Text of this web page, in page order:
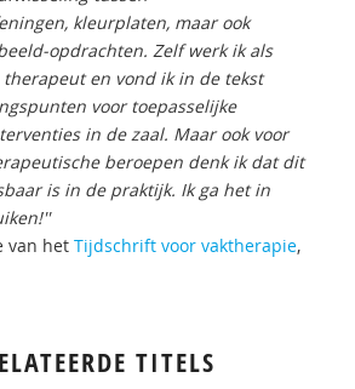
kleurplaten, maar ook
opdrachten. Zelf werk ik als
en vond ik in de tekst
voor toepasselijke
in de zaal. Maar ook voor
beroepen denk ik dat dit
is in de praktijk. Ik ga het in
van het Tijdschrift voor vaktherapie,
TITELS